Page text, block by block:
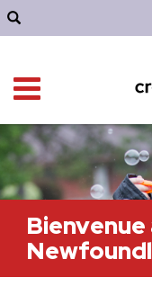
Bienvenue